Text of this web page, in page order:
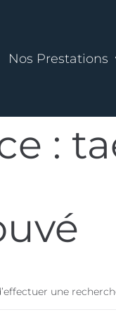
Nos Prestations
:
une